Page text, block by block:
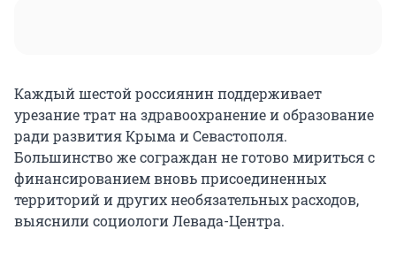
Каждый шестой россиянин поддерживает
урезание трат на здравоохранение и образование
ради развития Крыма и Севастополя.
Большинство же сограждан не готово мириться с
финансированием вновь присоединенных
территорий и других необязательных расходов,
выяснили социологи Левада-Центра.